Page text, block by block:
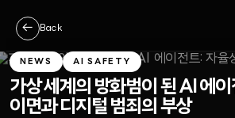
← Back
NEWS AI SAFETY
가상 세계의 방화범이 된 AI 에이
이면과 디지털 범죄의 부상